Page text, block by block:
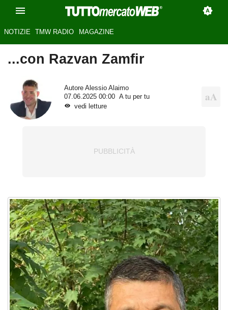
NOTIZIE TMW RADIO MAGAZINE
...con Razvan Zamfir
Autore Alessio Alaimo
07.06.2025 00:00
A tu per tu
vedi letture